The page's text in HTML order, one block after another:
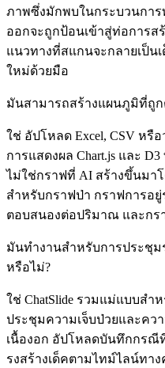
ภาพซึ่งมักพบในกระบวนกา
ออกจะถูกป้อนเข้าสู่ท่อการส
แนวทางที่สแกนจะกลายเป็น
ใหม่ด้วยมือ
มันสามารถสร้างแผนภูมิที่ถู
ใช่ อัปโหลด Excel, CSV หรือ
การแสดงผล Chart.js และ
ไม่ใช่กราฟที่ AI สร้างขึ้นมา
สำหรับกราฟป่า กราฟการอยู่
ตอบสนองต่อปริมาณ และกร
มันทำงานสำหรับการประชุ
หรือไม่?
ใช่ ChatSlide รวมแม่แบบส
ประชุมความเจ็บป่วยและคว
เนื้องอก อัปโหลดบันทึกกรณี
รงสร้างเด็คตามไทม์ไลน์ทา